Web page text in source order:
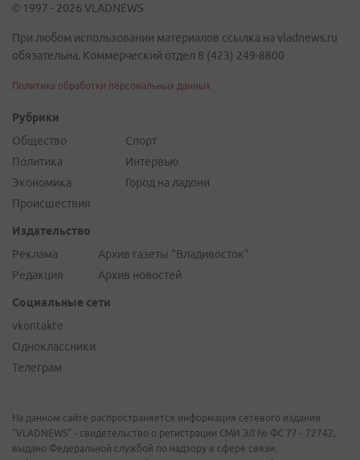
© 1997 - 2026 VLADNEWS
При любом использовании материалов ссылка на vladnews.ru
обязательна. Коммерческий отдел 8 (423) 249-8800
Политика обработки персональных данных
Рубрики
Общество
Политика
Экономика
Происшествия
Спорт
Интервью
Город на ладони
Издательство
Реклама
Редакция
Архив газеты "Владивосток"
Архив новостей
Социальные сети
vkontakte
Одноклассники
Телеграм
На данном сайте распространяется информация сетевого издания
"VLADNEWS" - свидетельство о регистрации СМИ ЭЛ № ФС 77 - 72742,
выдано Федеральной службой по надзору в сфере связи,